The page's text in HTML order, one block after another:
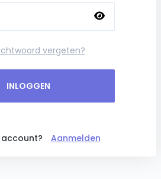
vergeten?
INLOGGEN
Aanmelden